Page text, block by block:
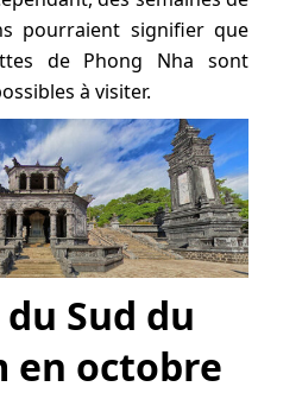
pourraient signifier que
de Phong Nha sont
à visiter.
Sud du
en octobre